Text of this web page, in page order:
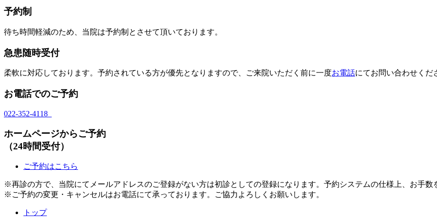
予約制
待ち時間軽減のため、当院は予約制とさせて頂いております。
急患随時受付
柔軟に対応しております。予約されている方が優先となりますので、ご来院いただく前に一度お電話にてお問い合わせくだ
お電話でのご予約
022-352-4118
ホームページからご予約
（24時間受付）
ご予約はこちら
※再診の方で、当院にてメールアドレスのご登録がない方は初診としての登録になります。予約システムの仕様上、お手数
※ご予約の変更・キャンセルはお電話にて承っております。ご協力よろしくお願いします。
トップ